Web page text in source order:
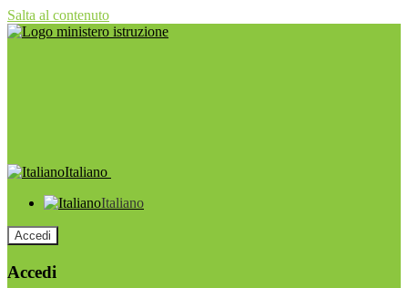
Salta al contenuto
Italiano
Italiano
Accedi
Accedi